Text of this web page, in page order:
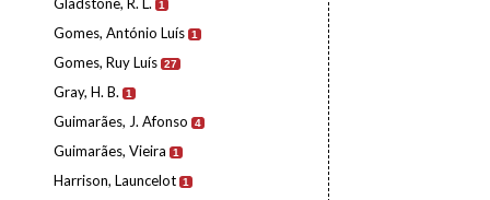
1
Gomes, António Luís 1
Gomes, Ruy Luís 27
Gray, H. B. 1
Guimarães, J. Afonso 4
Guimarães, Vieira 1
Harrison, Launcelot 1